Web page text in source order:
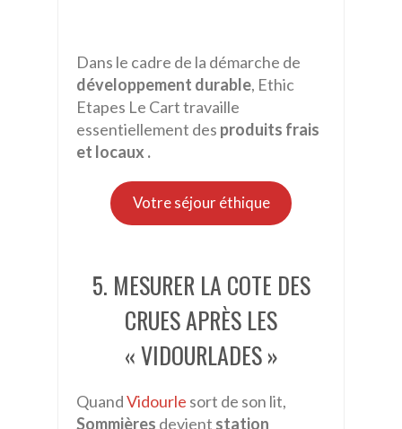
Dans le cadre de la démarche de
développement durable, Ethic
Etapes Le Cart travaille
essentiellement des produits frais
et locaux .
Votre séjour éthique
5. MESURER LA COTE DES
CRUES APRÈS LES
« VIDOURLADES »
QuandVidourle sort de son lit,
Sommières devient station